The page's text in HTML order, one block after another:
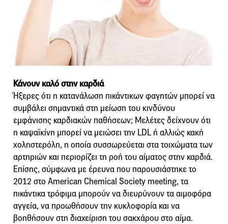
Κάνουν καλό στην καρδιά
Ήξερες ότι η κατανάλωση πικάντικων φαγητών μπορεί να
συμβάλει σημαντικά στη μείωση του κινδύνου
εμφάνισης καρδιακών παθήσεων; Μελέτες δείχνουν ότι
η καψαϊκίνη μπορεί να μειώσει την LDL ή αλλιώς κακή
χοληστερόλη, η οποία συσσωρεύεται στα τοιχώματα των
αρτηριών και περιορίζει τη ροή του αίματος στην καρδιά.
Επίσης, σύμφωνα με έρευνα που παρουσιάστηκε το
2012 στο American Chemical Society meeting, τα
πικάντικα τρόφιμα μπορούν να διευρύνουν τα αιμοφόρα
αγγεία, να προωθήσουν την κυκλοφορία και να
βοηθήσουν στη διαχείριση του σακχάρου στο αίμα.